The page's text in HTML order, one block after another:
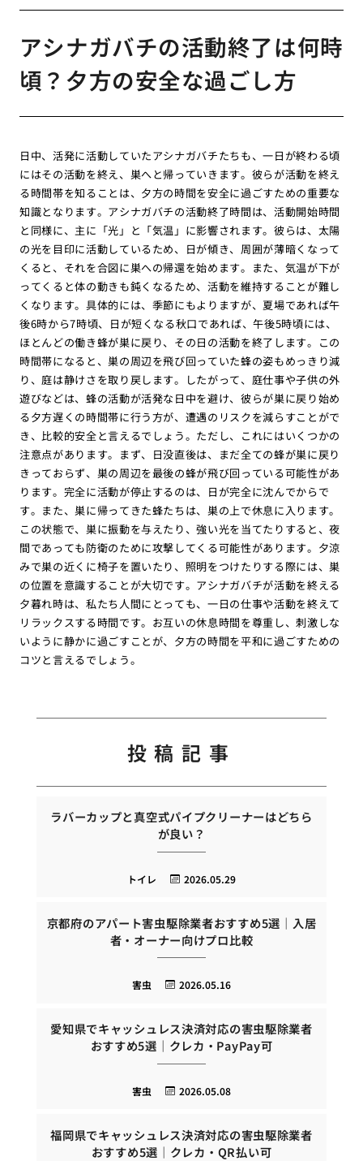
アシナガバチの活動終了は何時
頃？夕方の安全な過ごし方
日中、活発に活動していたアシナガバチたちも、一日が終わる頃
にはその活動を終え、巣へと帰っていきます。彼らが活動を終え
る時間帯を知ることは、夕方の時間を安全に過ごすための重要な
知識となります。アシナガバチの活動終了時間は、活動開始時間
と同様に、主に「光」と「気温」に影響されます。彼らは、太陽
の光を目印に活動しているため、日が傾き、周囲が薄暗くなって
くると、それを合図に巣への帰還を始めます。また、気温が下が
ってくると体の動きも鈍くなるため、活動を維持することが難し
くなります。具体的には、季節にもよりますが、夏場であれば午
後6時から7時頃、日が短くなる秋口であれば、午後5時頃には、
ほとんどの働き蜂が巣に戻り、その日の活動を終了します。この
時間帯になると、巣の周辺を飛び回っていた蜂の姿もめっきり減
り、庭は静けさを取り戻します。したがって、庭仕事や子供の外
遊びなどは、蜂の活動が活発な日中を避け、彼らが巣に戻り始め
る夕方遅くの時間帯に行う方が、遭遇のリスクを減らすことがで
き、比較的安全と言えるでしょう。ただし、これにはいくつかの
注意点があります。まず、日没直後は、まだ全ての蜂が巣に戻り
きっておらず、巣の周辺を最後の蜂が飛び回っている可能性があ
ります。完全に活動が停止するのは、日が完全に沈んでからで
す。また、巣に帰ってきた蜂たちは、巣の上で休息に入ります。
この状態で、巣に振動を与えたり、強い光を当てたりすると、夜
間であっても防衛のために攻撃してくる可能性があります。夕涼
みで巣の近くに椅子を置いたり、照明をつけたりする際には、巣
の位置を意識することが大切です。アシナガバチが活動を終える
夕暮れ時は、私たち人間にとっても、一日の仕事や活動を終えて
リラックスする時間です。お互いの休息時間を尊重し、刺激しな
いように静かに過ごすことが、夕方の時間を平和に過ごすための
コツと言えるでしょう。
投稿記事
ラバーカップと真空式パイプクリーナーはどちら
が良い？
2026.05.29
トイレ
京都府のアパート害虫駆除業者おすすめ5選｜入居
者・オーナー向けプロ比較
2026.05.16
害虫
愛知県でキャッシュレス決済対応の害虫駆除業者
おすすめ5選｜クレカ・PayPay可
2026.05.08
害虫
福岡県でキャッシュレス決済対応の害虫駆除業者
おすすめ5選｜クレカ・QR払い可